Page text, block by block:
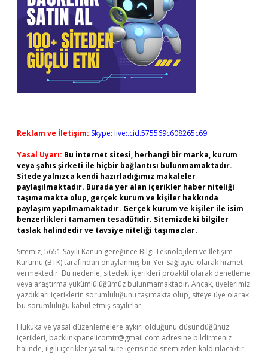
Reklam ve İletişim: Skype: live:.cid.575569c608265c69
Yasal Uyarı: Bu internet sitesi, herhangi bir marka, kurum
veya şahıs şirketi ile hiçbir bağlantısı bulunmamaktadır.
Sitede yalnızca kendi hazırladığımız makaleler
paylaşılmaktadır. Burada yer alan içerikler haber niteliği
taşımamakta olup, gerçek kurum ve kişiler hakkında
paylaşım yapılmamaktadır. Gerçek kurum ve kişiler ile isim
benzerlikleri tamamen tesadüfidir. Sitemizdeki bilgiler
taslak halindedir ve tavsiye niteliği taşımazlar.
Sitemiz, 5651 Sayılı Kanun gereğince Bilgi Teknolojileri ve İletişim
Kurumu (BTK) tarafından onaylanmış bir Yer Sağlayıcı olarak hizmet
vermektedir. Bu nedenle, sitedeki içerikleri proaktif olarak denetleme
veya araştırma yükümlülüğümüz bulunmamaktadır. Ancak, üyelerimiz
yazdıkları içeriklerin sorumluluğunu taşımakta olup, siteye üye olarak
bu sorumluluğu kabul etmiş sayılırlar.
Hukuka ve yasal düzenlemelere aykırı olduğunu düşündüğünüz
içerikleri, backlinkpanelicomtr@gmail.com adresine bildirmeniz
halinde, ilgili içerikler yasal süre içerisinde sitemizden kaldırılacaktır.